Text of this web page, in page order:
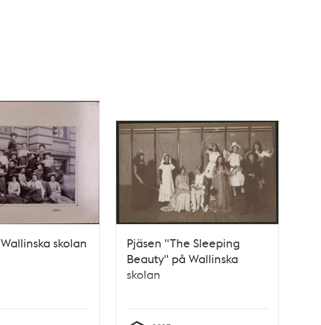
skolan
Pjäsen "The Sleeping
Beauty" på Wallinska
skolan